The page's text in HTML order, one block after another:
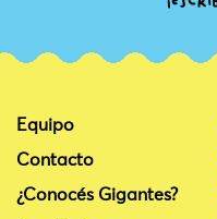
Equipo
Contacto
¿Conocés Gigantes?